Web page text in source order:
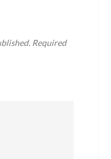
Required